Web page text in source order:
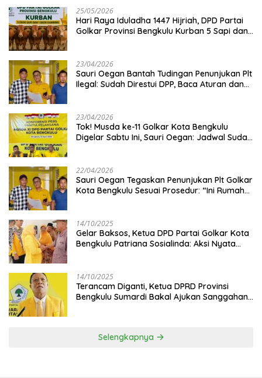
25/05/2026
Hari Raya Iduladha 1447 Hijriah, DPD Partai
Golkar Provinsi Bengkulu Kurban 5 Sapi dan 1
23/04/2026
Sauri Oegan Bantah Tudingan Penunjukan Plt
Ilegal: Sudah Direstui DPP, Baca Aturan dan
23/04/2026
‎Tok! Musda ke-11 Golkar Kota Bengkulu
Digelar Sabtu Ini, Sauri Oegan: Jadwal Sudah
22/04/2026
Sauri Oegan Tegaskan Penunjukan Plt Golkar
Kota Bengkulu Sesuai Prosedur: “Ini Rumah
14/10/2025
‎Gelar Baksos, Ketua DPD Partai Golkar Kota
Bengkulu Patriana Sosialinda: Aksi Nyata
14/10/2025
Terancam Diganti, Ketua DPRD Provinsi
Bengkulu Sumardi Bakal Ajukan Sanggahan
Selengkapnya